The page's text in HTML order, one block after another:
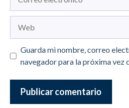
electrónico
Guarda mi nombre, correo
navegador para la próxima vez